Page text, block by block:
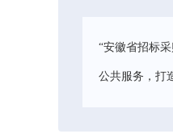
“安徽省招标
公共服务，打